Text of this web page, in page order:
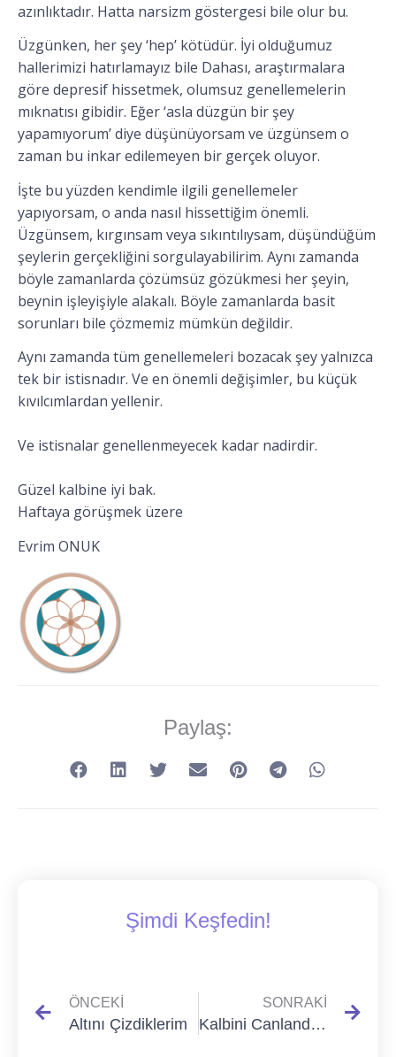
azınlıktadır. Hatta narsizm göstergesi bile olur bu.
Üzgünken, her şey ‘hep’ kötüdür. İyi olduğumuz
hallerimizi hatırlamayız bile Dahası, araştırmalara
göre depresif hissetmek, olumsuz genellemelerin
mıknatısı gibidir. Eğer ‘asla düzgün bir şey
yapamıyorum’ diye düşünüyorsam ve üzgünsem o
zaman bu inkar edilemeyen bir gerçek oluyor.
İşte bu yüzden kendimle ilgili genellemeler
yapıyorsam, o anda nasıl hissettiğim önemli.
Üzgünsem, kırgınsam veya sıkıntılıysam, düşündüğüm
şeylerin gerçekliğini sorgulayabilirim. Aynı zamanda
böyle zamanlarda çözümsüz gözükmesi her şeyin,
beynin işleyişiyle alakalı. Böyle zamanlarda basit
sorunları bile çözmemiz mümkün değildir.
Aynı zamanda tüm genellemeleri bozacak şey yalnızca
tek bir istisnadır. Ve en önemli değişimler, bu küçük
kıvılcımlardan yellenir.
Ve istisnalar genellenmeyecek kadar nadirdir.
Güzel kalbine iyi bak.
Haftaya görüşmek üzere
Evrim ONUK
Paylaş:
Şimdi Keşfedin!
ÖNCEKI
Altını Çizdiklerim
SONRAKI
Kalbini Canlandır…